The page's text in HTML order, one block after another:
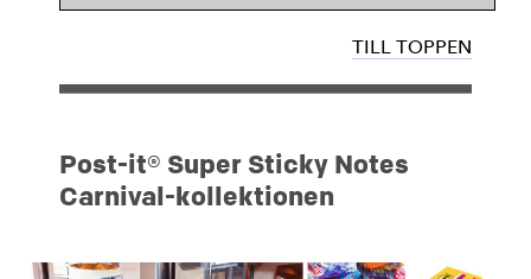
TILL TOPPEN
Post-it® Super Sticky Notes
Carnival-kollektionen